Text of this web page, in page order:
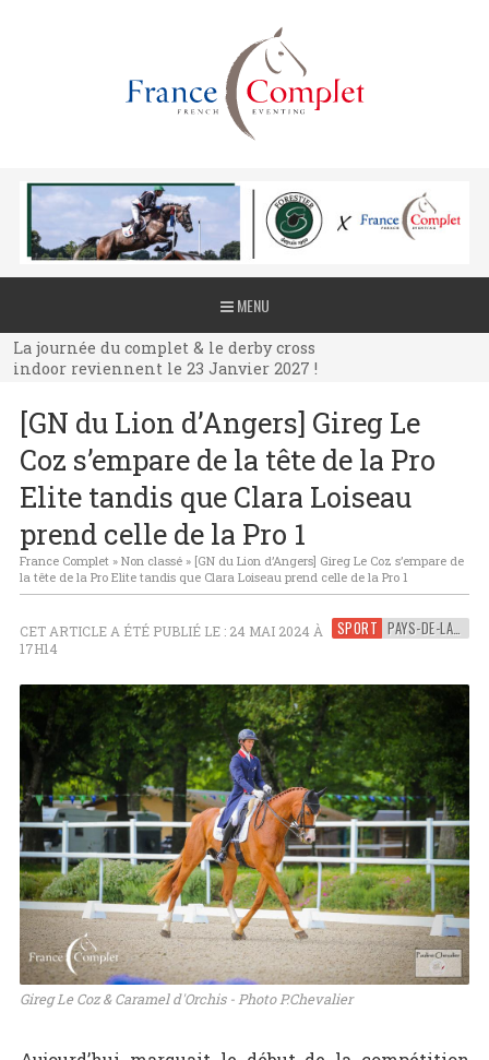
MENU
La journée du complet & le derby cross
indoor reviennent le 23 Janvier 2027 !
La journée du complet & le derby cross
indoor reviennent le 23 Janvier 2027 !
indoor reviennent le 23 Janvier 2027 !
[GN du Lion d’Angers] Gireg Le
Coz s’empare de la tête de la Pro
Elite tandis que Clara Loiseau
prend celle de la Pro 1
France Complet» Non classé» [GN du Lion d’Angers] Gireg Le Coz s’empare de
la tête de la Pro Elite tandis que Clara Loiseau prend celle de la Pro 1
SPORT PAYS-DE-LA-LOIRE
CET ARTICLE A ÉTÉ PUBLIÉ LE : 24 MAI 2024 À
17H14
Gireg Le Coz & Caramel d'Orchis - Photo P.Chevalier